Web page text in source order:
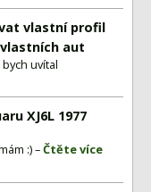
vlastní profil
aut
uvítal
XJ6L 1977
:) –Čtěte více